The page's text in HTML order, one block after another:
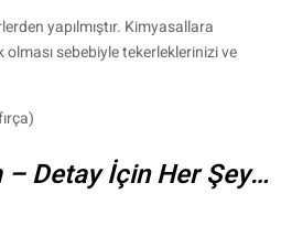
yapılmıştır. Kimyasallara
olması sebebiyle tekerleklerinizi ve
Detay İçin Her Şey…